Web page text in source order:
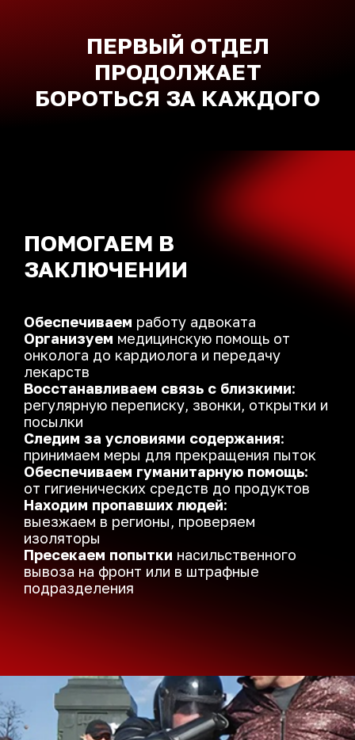
ПЕРВЫЙ ОТДЕЛ
ПРОДОЛЖАЕТ
БОРОТЬСЯ ЗА КАЖДОГО
ПОМОГАЕМ В
ЗАКЛЮЧЕНИИ
Обеспечиваем работу адвоката
Организуем медицинскую помощь от
онколога до кардиолога и передачу
лекарств
Восстанавливаем связь с близкими:
регулярную переписку, звонки, открытки и
посылки
Следим за условиями содержания:
принимаем меры для прекращения пыток
Обеспечиваем гуманитарную помощь:
от гигиенических средств до продуктов
Находим пропавших людей:
выезжаем в регионы, проверяем
изоляторы
Пресекаем попытки насильственного
вывоза на фронт или в штрафные
подразделения